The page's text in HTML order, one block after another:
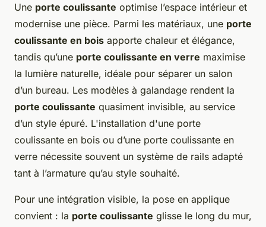
Une porte coulissante optimise l’espace intérieur et
modernise une pièce. Parmi les matériaux, une porte
coulissante en bois apporte chaleur et élégance,
tandis qu’une porte coulissante en verre maximise
la lumière naturelle, idéale pour séparer un salon
d’un bureau. Les modèles à galandage rendent la
porte coulissante quasiment invisible, au service
d’un style épuré. L'installation d'une porte
coulissante en bois ou d’une porte coulissante en
verre nécessite souvent un système de rails adapté
tant à l’armature qu’au style souhaité.
Pour une intégration visible, la pose en applique
convient : la porte coulissante glisse le long du mur,